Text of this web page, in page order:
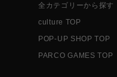
全カテゴリーから探す
culture TOP
POP-UP SHOP TOP
PARCO GAMES TOP